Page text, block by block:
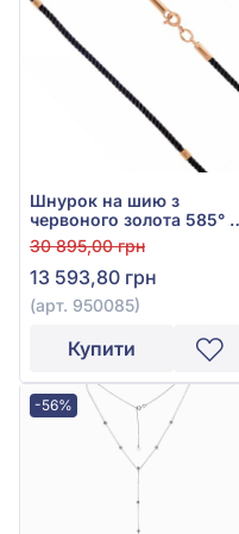
Шнурок на шию з
червоного золота 585° з
текстилем, арт. 950085
30 895,00 грн
13 593,80 грн
(арт. 950085)
Купити
-56%